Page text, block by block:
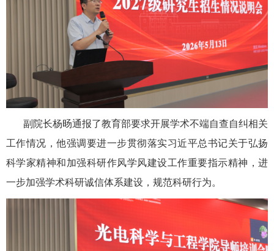
副院长杨旸通报了教育部要求开展学术不端自查自纠相关
工作情况 ，他强调要进一步贯彻落实习近平总书记关于弘扬
科学家精神和加强科研作风学风建设工作重要指示精神，进
一步加强学术科研诚信体系建设，规范科研行为。